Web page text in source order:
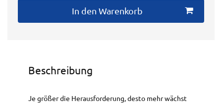
In den Warenkorb
Beschreibung
Je größer die Herausforderung, desto mehr wächst